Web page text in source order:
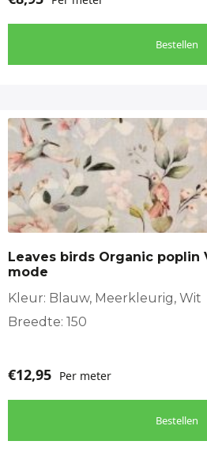
Bestellen
Leaves birds Organic poplin
mode
Kleur: Blauw, Meerkleurig, Wit
Breedte: 150
€12,95 Per meter
Bestellen